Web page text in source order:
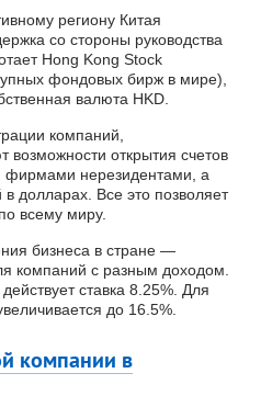
региону Китая
со стороны руководства
Hong Kong Stock
фондовых бирж в мире),
валюта HKD.
компаний,
возможности открытия счетов
фирмами нерезидентами, а
долларах. Все это позволяет
всему миру.
бизнеса в стране —
компаний с разным доходом.
ставка 8.25%. Для
до 16.5%.
компании в